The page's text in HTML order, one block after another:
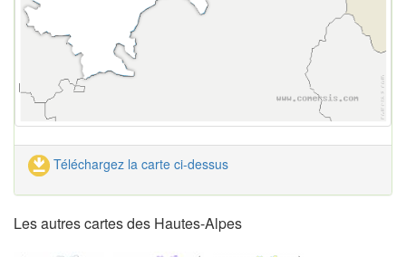
Téléchargez la carte ci-dessus
Les autres cartes des Hautes-Alpes